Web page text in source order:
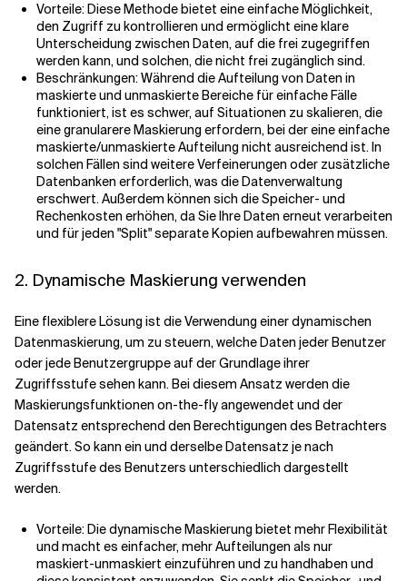
Vorteile: Diese Methode bietet eine einfache Möglichkeit,
den Zugriff zu kontrollieren und ermöglicht eine klare
Unterscheidung zwischen Daten, auf die frei zugegriffen
werden kann, und solchen, die nicht frei zugänglich sind.
Beschränkungen: Während die Aufteilung von Daten in
maskierte und unmaskierte Bereiche für einfache Fälle
funktioniert, ist es schwer, auf Situationen zu skalieren, die
eine granularere Maskierung erfordern, bei der eine einfache
maskierte/unmaskierte Aufteilung nicht ausreichend ist. In
solchen Fällen sind weitere Verfeinerungen oder zusätzliche
Datenbanken erforderlich, was die Datenverwaltung
erschwert. Außerdem können sich die Speicher- und
Rechenkosten erhöhen, da Sie Ihre Daten erneut verarbeiten
und für jeden "Split" separate Kopien aufbewahren müssen.
2. Dynamische Maskierung verwenden
Eine flexiblere Lösung ist die Verwendung einer dynamischen
Datenmaskierung, um zu steuern, welche Daten jeder Benutzer
oder jede Benutzergruppe auf der Grundlage ihrer
Zugriffsstufe sehen kann. Bei diesem Ansatz werden die
Maskierungsfunktionen on-the-fly angewendet und der
Datensatz entsprechend den Berechtigungen des Betrachters
geändert. So kann ein und derselbe Datensatz je nach
Zugriffsstufe des Benutzers unterschiedlich dargestellt
werden.
Vorteile: Die dynamische Maskierung bietet mehr Flexibilität
und macht es einfacher, mehr Aufteilungen als nur
maskiert-unmaskiert einzuführen und zu handhaben und